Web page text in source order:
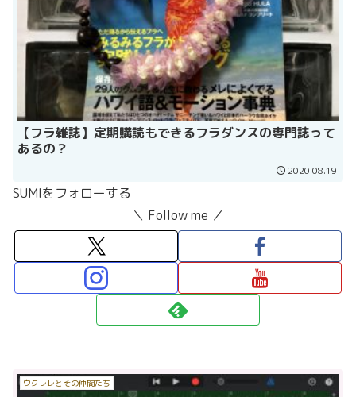
【フラ雑誌】定期購読もできるフラダンスの専門誌って
あるの？
2020.08.19
SUMIをフォローする
＼ Follow me ／
ウクレレとその仲間たち